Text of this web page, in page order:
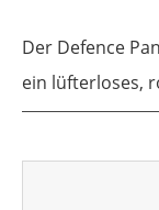
Der Defence
ein lüfterloses,
I/O-
Speziell für